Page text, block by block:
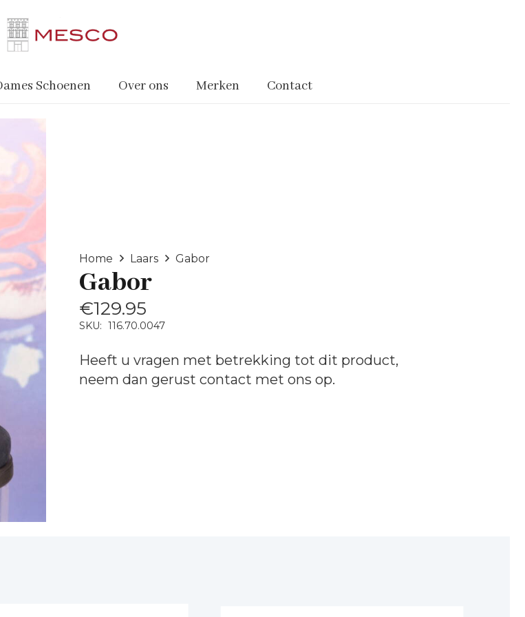
Schoenen Over ons Merken Contact
Home Laars Gabor
Gabor
€129.95
SKU: 116.70.0047
Heeft u vragen met betrekking tot dit product,
neem dan gerust contact met ons op.